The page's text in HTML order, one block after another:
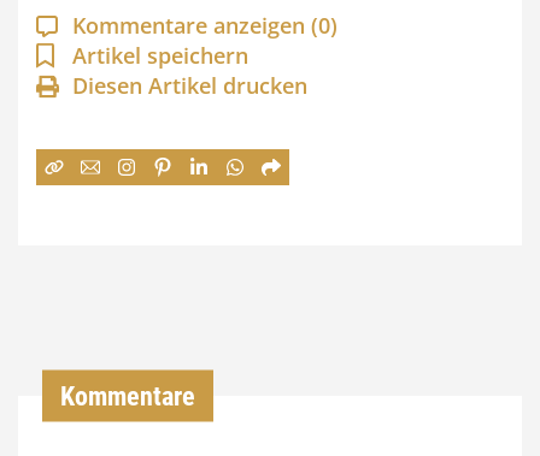
a
n
n
:
Kommentare anzeigen (0)
Artikel speichern
Diesen Artikel drucken
Kommentare